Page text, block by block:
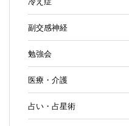
副交感神経
勉強会
医療・介護
占い・占星術